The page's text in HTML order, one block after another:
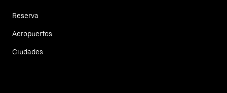
Reserva
Aeropuertos
Ciudades